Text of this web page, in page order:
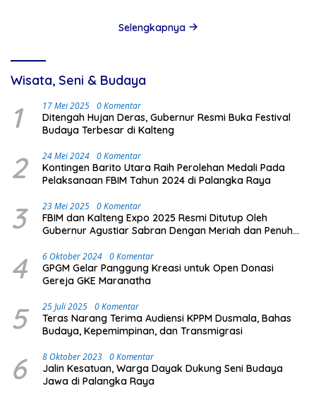
Selengkapnya
Wisata, Seni & Budaya
1 17 Mei 2025 0 Komentar
Ditengah Hujan Deras, Gubernur Resmi Buka Festival
Budaya Terbesar di Kalteng
2 24 Mei 2024 0 Komentar
Kontingen Barito Utara Raih Perolehan Medali Pada
Pelaksanaan FBIM Tahun 2024 di Palangka Raya
3 23 Mei 2025 0 Komentar
FBIM dan Kalteng Expo 2025 Resmi Ditutup Oleh
Gubernur Agustiar Sabran Dengan Meriah dan Penuh
4 6 Oktober 2024 0 Komentar
GPGM Gelar Panggung Kreasi untuk Open Donasi
Gereja GKE Maranatha
5 25 Juli 2025 0 Komentar
Teras Narang Terima Audiensi KPPM Dusmala, Bahas
Budaya, Kepemimpinan, dan Transmigrasi
6 8 Oktober 2023 0 Komentar
Jalin Kesatuan, Warga Dayak Dukung Seni Budaya
Jawa di Palangka Raya